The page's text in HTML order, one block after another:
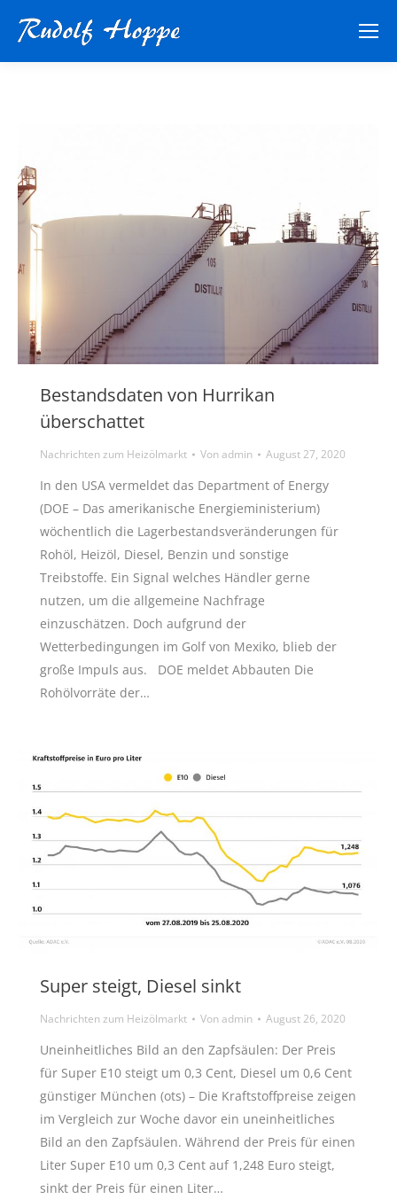
Bestandsdaten von Hurrikan
überschattet
Nachrichten zum Heizölmarkt Vonadmin August 27, 2020
In den USA vermeldet das Department of Energy
(DOE – Das amerikanische Energieministerium)
wöchentlich die Lagerbestandsveränderungen für
Rohöl, Heizöl, Diesel, Benzin und sonstige
Treibstoffe. Ein Signal welches Händler gerne
nutzen, um die allgemeine Nachfrage
einzuschätzen. Doch aufgrund der
Wetterbedingungen im Golf von Mexiko, blieb der
große Impuls aus. DOE meldet Abbauten Die
Rohölvorräte der…
Super steigt, Diesel sinkt
Nachrichten zum Heizölmarkt Vonadmin August 26, 2020
Uneinheitliches Bild an den Zapfsäulen: Der Preis
für Super E10 steigt um 0,3 Cent, Diesel um 0,6 Cent
günstiger München (ots) – Die Kraftstoffpreise zeigen
im Vergleich zur Woche davor ein uneinheitliches
Bild an den Zapfsäulen. Während der Preis für einen
Liter Super E10 um 0,3 Cent auf 1,248 Euro steigt,
sinkt der Preis für einen Liter…